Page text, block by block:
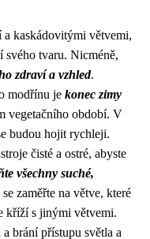
kaskádovitými větvemi,
svého tvaru. Nicméně,
zdraví a vzhled.
modřínu je konec zimy
vegetačního období. V
budou hojit rychleji.
čisté a ostré, abyste
všechny suché,
se zaměřte na větve, které
kříží s jinými větvemi.
brání přístupu světla a